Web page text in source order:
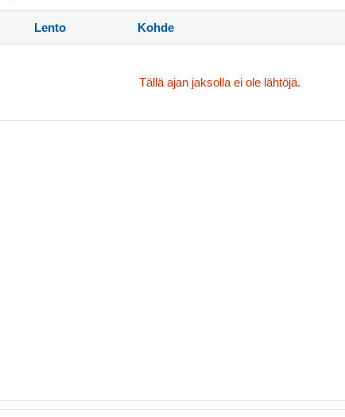
Lento Kohde
Tällä ajan jaksolla ei ole lähtöjä.